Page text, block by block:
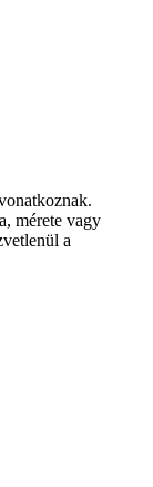
mérete vagy
a